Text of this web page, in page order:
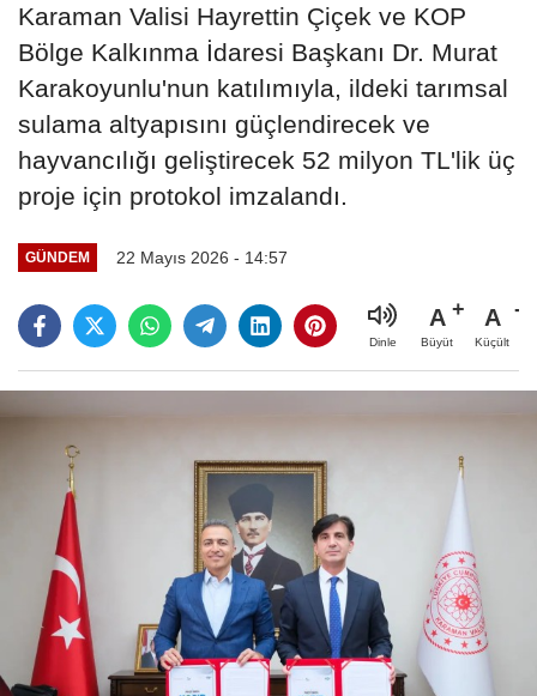
Karaman Valisi Hayrettin Çiçek ve KOP
Bölge Kalkınma İdaresi Başkanı Dr. Murat
Karakoyunlu'nun katılımıyla, ildeki tarımsal
sulama altyapısını güçlendirecek ve
hayvancılığı geliştirecek 52 milyon TL'lik üç
proje için protokol imzalandı.
GÜNDEM 22 Mayıs 2026 - 14:57
Dinle
A
Büyüt
A
Küçült